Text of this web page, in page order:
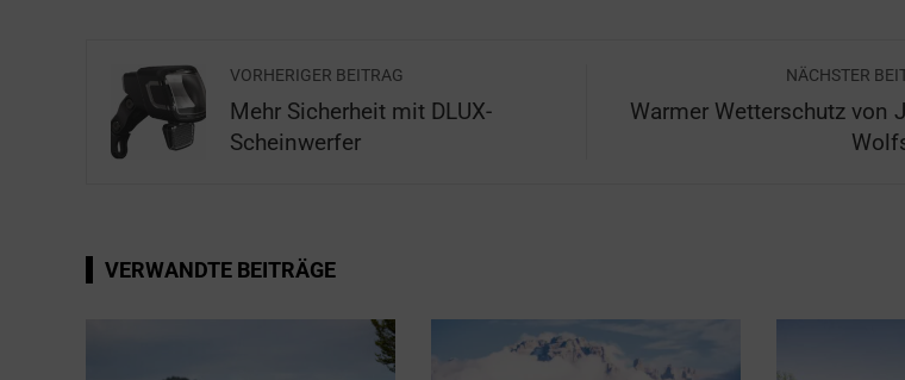
VORHERIGER BEITRAG
Mehr Sicherheit mit DLUX-
Scheinwerfer
NÄCHSTER
Warmer Wetterschutz von
VERWANDTE BEITRÄGE